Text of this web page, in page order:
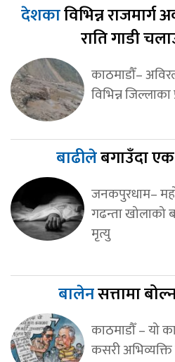
देशकाविभिन्न
राति गाडी
काठमाडौँ–
विभिन्न
बाढीलेबगाउँदा
जनकपुरधाम–
गढन्ता खोलाको
मृत्यु
बालेनसत्तामा
काठमाडौँ – यो
कसरी